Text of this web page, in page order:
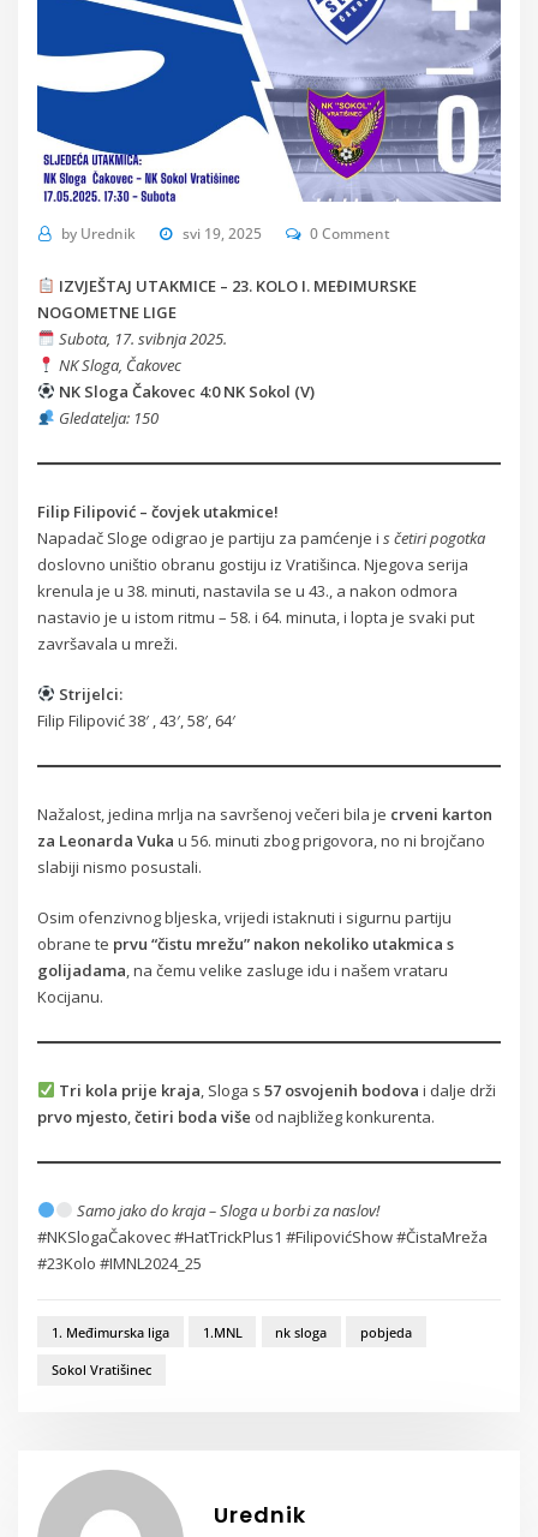
by Urednik svi 19, 2025 0 Comment
IZVJEŠTAJ UTAKMICE – 23. KOLO I. MEĐIMURSKE
NOGOMETNE LIGE
Subota, 17. svibnja 2025.
NK Sloga, Čakovec
NK Sloga Čakovec 4:0 NK Sokol (V)
Gledatelja: 150
Filip Filipović – čovjek utakmice!
Napadač Sloge odigrao je partiju za pamćenje is četiri pogotka
doslovno uništio obranu gostiju iz Vratišinca. Njegova serija
krenula je u 38. minuti, nastavila se u 43., a nakon odmora
nastavio je u istom ritmu – 58. i 64. minuta, i lopta je svaki put
završavala u mreži.
Strijelci:
Filip Filipović 38′ , 43′, 58′, 64′
Nažalost, jedina mrlja na savršenoj večeri bila je crveni karton
za Leonarda Vuka u 56. minuti zbog prigovora, no ni brojčano
slabiji nismo posustali.
Osim ofenzivnog bljeska, vrijedi istaknuti i sigurnu partiju
obrane te prvu “čistu mrežu” nakon nekoliko utakmica s
golijadama, na čemu velike zasluge idu i našem vrataru
Kocijanu.
Tri kola prije kraja, Sloga s57 osvojenih bodova i dalje drži
prvo mjesto,četiri boda više od najbližeg konkurenta.
Samo jako do kraja – Sloga u borbi za naslov!
#NKSlogaČakovec #HatTrickPlus1 #FilipovićShow #ČistaMreža
#23Kolo #IMNL2024_25
1. Međimurska liga 1.MNL nk sloga pobjeda
Sokol Vratišinec
Urednik